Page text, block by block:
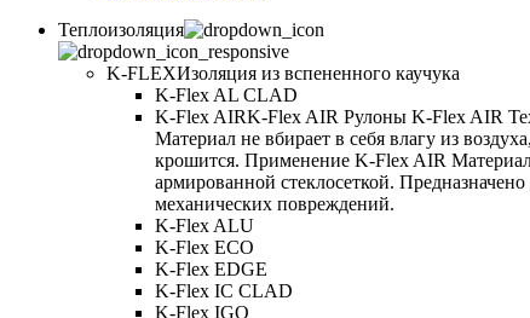
Теплоизоляция
K-FLEXИзоляция из вспененного каучука
K-Flex AL CLAD
K-Flex AIRK-Flex AIR Рулоны K-Flex AIR
Материал не вбирает в себя влагу из
крошится. Применение K-Flex AIR
армированной стеклосеткой.
механических повреждений.
K-Flex ALU
K-Flex ECO
K-Flex EDGE
K-Flex IC CLAD
K-Flex IGO